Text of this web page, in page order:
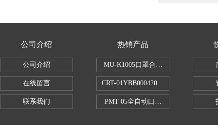
公司介绍
公司介绍
在线留言
联系我们
热销产品
MU-K1005口罩合成血液穿透试验仪
CRT-01YBB00042005数显式安瓿瓶圆
PMT-05全自动口红折断力测试仪